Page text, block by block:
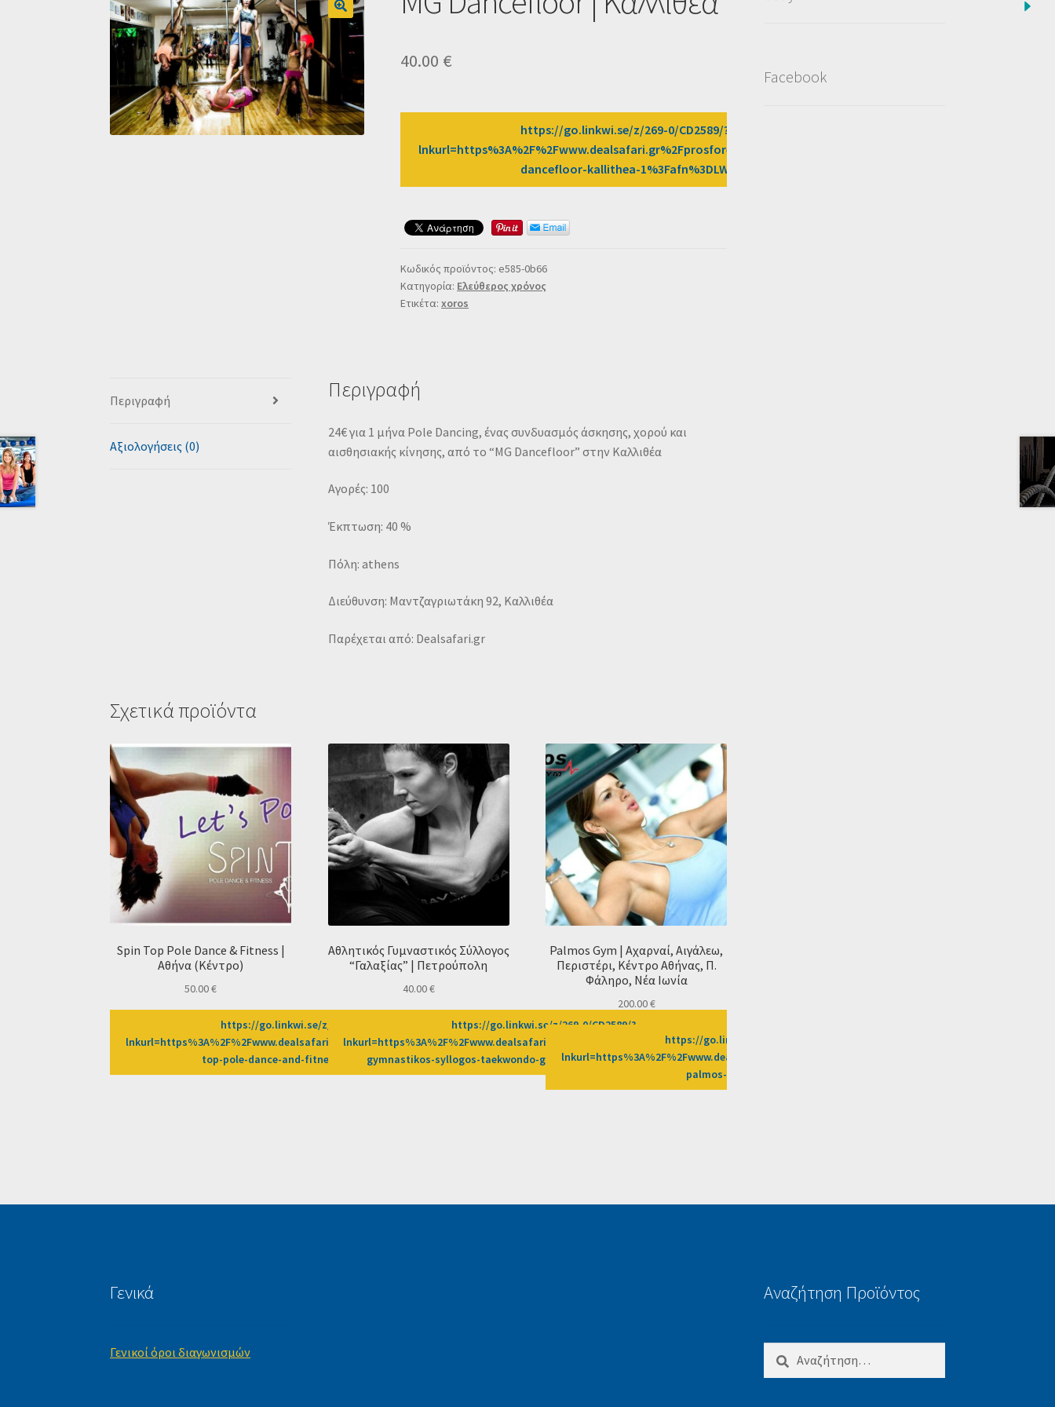
40.00 €
https://go.linkwi.se/z/269-0/CD2589/?
lnkurl=https%3A%2F%2Fwww.dealsafari.gr%2Fprosfores%2Fdeal%2Fmg-
dancefloor-kallithea-1%3Fafn%3DLW
Κωδικός προϊόντος: e585-0b66
Κατηγορία: Ελεύθερος χρόνος
Ετικέτα:xoros
Περιγραφή
Αξιολογήσεις (0)
Περιγραφή
24€ για 1 μήνα Pole Dancing, ένας συνδυασμός άσκησης, χορού και
αισθησιακής κίνησης, από το “MG Dancefloor” στην Καλλιθέα
Αγορές: 100
Έκπτωση: 40 %
Πόλη: athens
Διεύθυνση: Μαντζαγριωτάκη 92, Καλλιθέα
Παρέχεται από: Dealsafari.gr
Σχετικά προϊόντα
Spin Top Pole Dance & Fitness |
Αθήνα (Κέντρο)
50.00€
https://go.linkwi.se/z/269-0/CD2589/?
lnkurl=https%3A%2F%2Fwww.dealsafari.gr%2Fprosfores%2Fdeal%2Fspin-
top-pole-dance-and-fitness-5%3Fafn%3DLW
Αθλητικός Γυμναστικός Σύλλογος
“Γαλαξίας” | Πετρούπολη
40.00€
https://go.linkwi.se/z/269-0/CD2589/?
lnkurl=https%3A%2F%2Fwww.dealsafari.gr%2Fprosfores%2Fdeal%2Fathlitikos-
gymnastikos-syllogos-taekwondo-galaxias-petroupoli-2%3Fafn%3DLW
Palmos Gym | Αχαρναί, Αιγάλεω,
Περιστέρι, Κέντρο Αθήνας, Π.
Φάληρο, Νέα Ιωνία
200.00€
https://go.linkwi.se/z/269-0/CD2589/?
lnkurl=https%3A%2F%2Fwww.dealsafari.gr%2Fprosfores%2Fdeal%2F39euros-
palmos-gym2%3Fafn%3DLW
Facebook
Γενικά
Γενικοί όροι διαγωνισμών
Αναζήτηση Προϊόντος
Αναζήτηση